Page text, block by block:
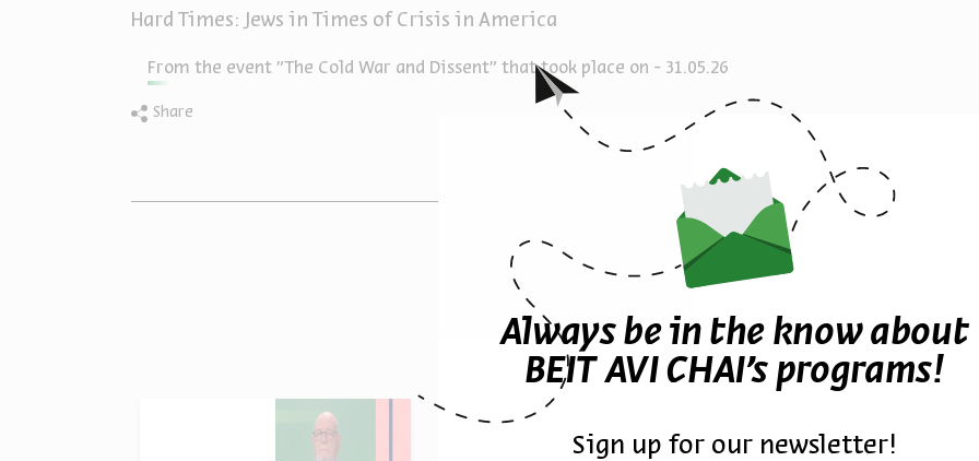
Hard Times: Jews in Times of Crisis in America
From the event "The Cold War and Dissent" that took place on - 31.05.26
Share
Other episodes in the
Always be in the know about
BEIT AVI CHAI’s programs!
Sign up for our newsletter!